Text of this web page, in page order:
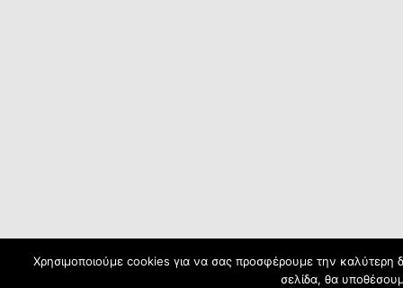
Χρησιμοποιούμε cookies για να σας προσφέρουμε την καλύτερη
σελίδα, θα